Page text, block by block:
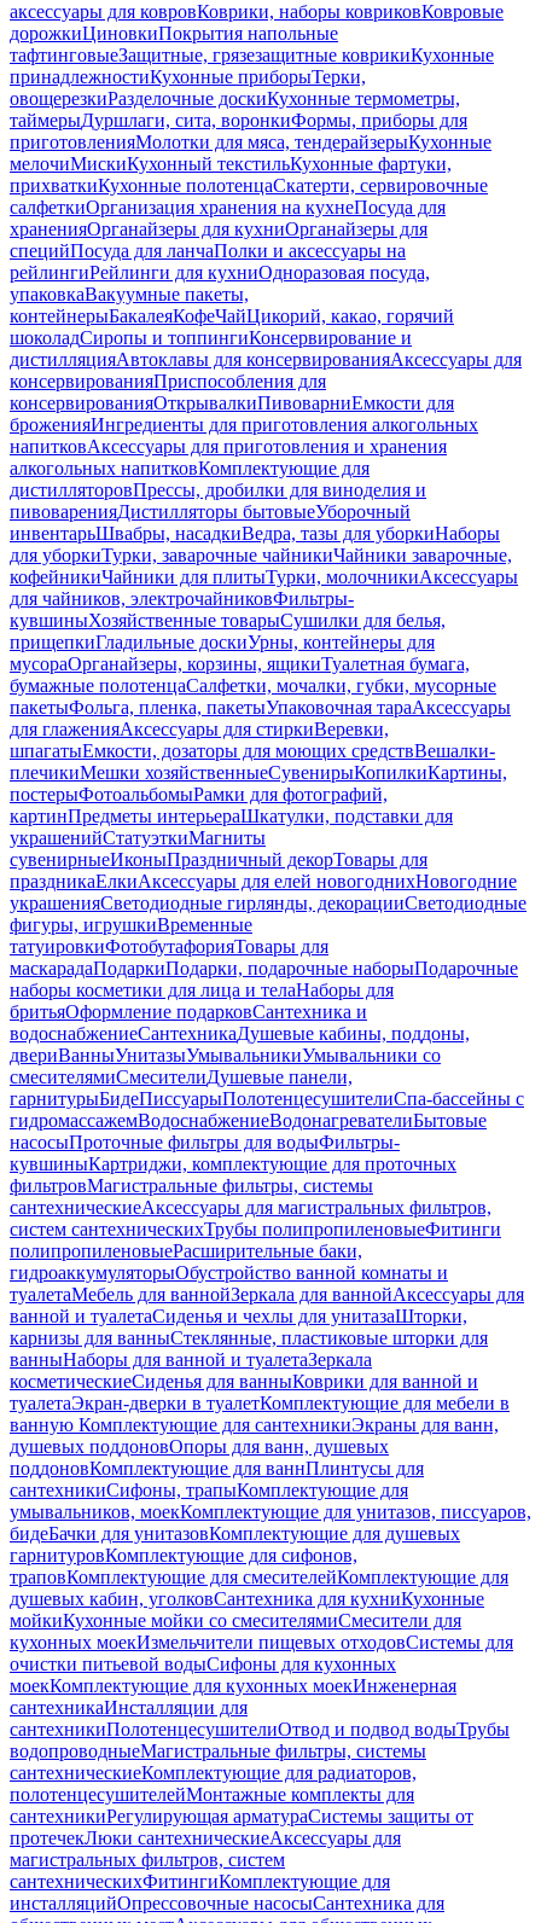
аксессуары для ковровКоврики, наборы ковриковКовровые
дорожкиЦиновкиПокрытия напольные
тафтинговыеЗащитные, грязезащитные коврикиКухонные
принадлежностиКухонные приборыТерки,
овощерезкиРазделочные доскиКухонные термометры,
таймерыДуршлаги, сита, воронкиФормы, приборы для
приготовленияМолотки для мяса, тендерайзерыКухонные
мелочиМискиКухонный текстильКухонные фартуки,
прихваткиКухонные полотенцаСкатерти, сервировочные
салфеткиОрганизация хранения на кухнеПосуда для
храненияОрганайзеры для кухниОрганайзеры для
специйПосуда для ланчаПолки и аксессуары на
рейлингиРейлинги для кухниОдноразовая посуда,
упаковкаВакуумные пакеты,
контейнерыБакалеяКофеЧайЦикорий, какао, горячий
шоколадСиропы и топпингиКонсервирование и
дистилляцияАвтоклавы для консервированияАксессуары для
консервированияПриспособления для
консервированияОткрывалкиПивоварниЕмкости для
броженияИнгредиенты для приготовления алкогольных
напитковАксессуары для приготовления и хранения
алкогольных напитковКомплектующие для
дистилляторовПрессы, дробилки для виноделия и
пивоваренияДистилляторы бытовыеУборочный
инвентарьШвабры, насадкиВедра, тазы для уборкиНаборы
для уборкиТурки, заварочные чайникиЧайники заварочные,
кофейникиЧайники для плитыТурки, молочникиАксессуары
для чайников, электрочайниковФильтры-
кувшиныХозяйственные товарыСушилки для белья,
прищепкиГладильные доскиУрны, контейнеры для
мусораОрганайзеры, корзины, ящикиТуалетная бумага,
бумажные полотенцаСалфетки, мочалки, губки, мусорные
пакетыФольга, пленка, пакетыУпаковочная тараАксессуары
для глаженияАксессуары для стиркиВеревки,
шпагатыЕмкости, дозаторы для моющих средствВешалки-
плечикиМешки хозяйственныеСувенирыКопилкиКартины,
постерыФотоальбомыРамки для фотографий,
картинПредметы интерьераШкатулки, подставки для
украшенийСтатуэткиМагниты
сувенирныеИконыПраздничный декорТовары для
праздникаЕлкиАксессуары для елей новогоднихНовогодние
украшенияСветодиодные гирлянды, декорацииСветодиодные
фигуры, игрушкиВременные
татуировкиФотобутафорияТовары для
маскарадаПодаркиПодарки, подарочные наборыПодарочные
наборы косметики для лица и телаНаборы для
бритьяОформление подарковСантехника и
водоснабжениеСантехникаДушевые кабины, поддоны,
двериВанныУнитазыУмывальникиУмывальники со
смесителямиСмесителиДушевые панели,
гарнитурыБидеПиссуарыПолотенцесушителиСпа-бассейны с
гидромассажемВодоснабжениеВодонагревателиБытовые
насосыПроточные фильтры для водыФильтры-
кувшиныКартриджи, комплектующие для проточных
фильтровМагистральные фильтры, системы
сантехническиеАксессуары для магистральных фильтров,
систем сантехническихТрубы полипропиленовыеФитинги
полипропиленовыеРасширительные баки,
гидроаккумуляторыОбустройство ванной комнаты и
туалетаМебель для ваннойЗеркала для ваннойАксессуары для
ванной и туалетаСиденья и чехлы для унитазаШторки,
карнизы для ванныСтеклянные, пластиковые шторки для
ванныНаборы для ванной и туалетаЗеркала
косметическиеСиденья для ванныКоврики для ванной и
туалетаЭкран-дверки в туалетКомплектующие для мебели в
ванную Комплектующие для сантехникиЭкраны для ванн,
душевых поддоновОпоры для ванн, душевых
поддоновКомплектующие для ваннПлинтусы для
сантехникиСифоны, трапыКомплектующие для
умывальников, моекКомплектующие для унитазов, писсуаров,
бидеБачки для унитазовКомплектующие для душевых
гарнитуровКомплектующие для сифонов,
траповКомплектующие для смесителейКомплектующие для
душевых кабин, уголковСантехника для кухниКухонные
мойкиКухонные мойки со смесителямиСмесители для
кухонных моекИзмельчители пищевых отходовСистемы для
очистки питьевой водыСифоны для кухонных
моекКомплектующие для кухонных моекИнженерная
сантехникаИнсталляции для
сантехникиПолотенцесушителиОтвод и подвод водыТрубы
водопроводныеМагистральные фильтры, системы
сантехническиеКомплектующие для радиаторов,
полотенцесушителейМонтажные комплекты для
сантехникиРегулирующая арматураСистемы защиты от
протечекЛюки сантехническиеАксессуары для
магистральных фильтров, систем
сантехническихФитингиКомплектующие для
инсталляцийОпрессовочные насосыСантехника для